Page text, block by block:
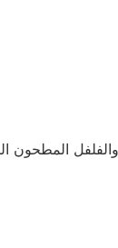
والفلفل